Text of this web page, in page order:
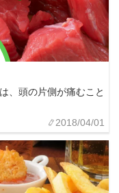
、頭の片側が痛むこと
2018/04/01